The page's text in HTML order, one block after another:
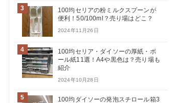
3
100均セリアの粉ミルクスプーンが
便利！50/100ml？売り場はどこ？
2024年11月26日
4
100均セリア・ダイソーの厚紙・ボ
ール紙11選！A4や黒色は？売り場も
紹介
2024年10月28日
5
100均ダイソーの発泡スチロール箱3